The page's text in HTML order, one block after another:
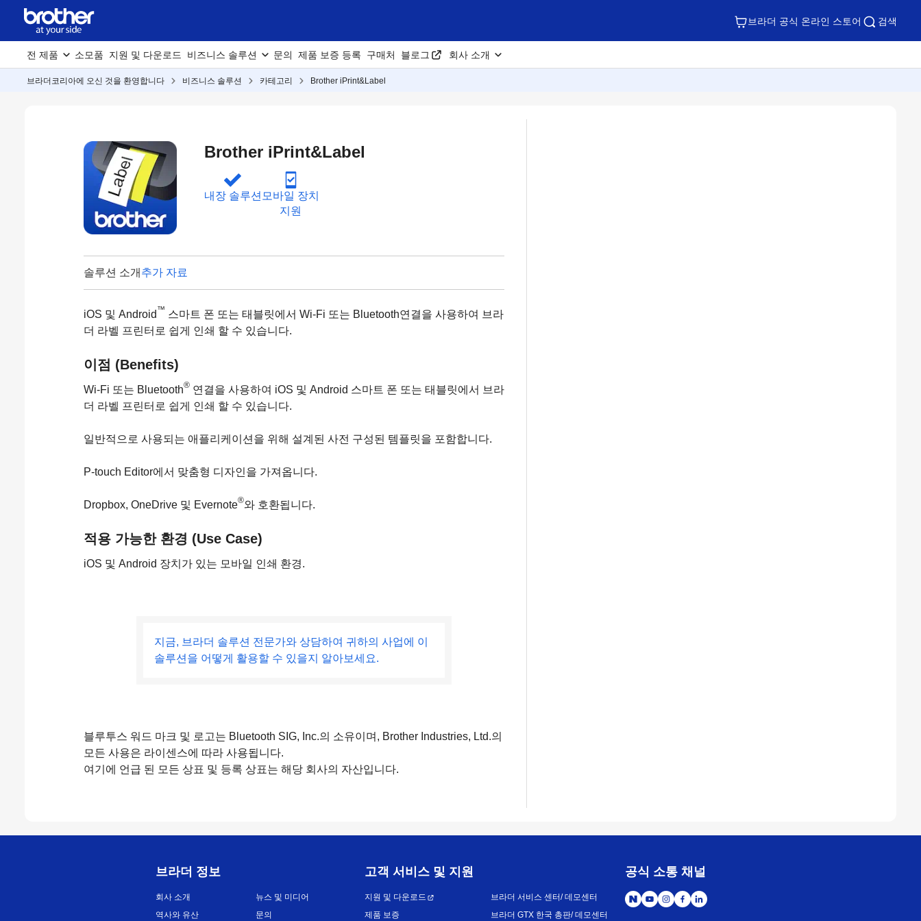
브라더 공식 온라인 스토어 검색
전 제품 소모품 지원 및 다운로드 비즈니스 솔루션 문의 제품 보증 등록 구매처 블로그 회사 소개
브라더코리아에 오신 것을 환영합니다 비즈니스 솔루션 카테고리 Brother iPrint&Label
Brother iPrint&Label
내장 솔루션 모바일 장치
지원
솔루션 소개 추가 자료
iOS 및 Android ™ 스마트 폰 또는 태블릿에서 Wi-Fi 또는 Bluetooth연결을 사용하여 브라
더 라벨 프린터로 쉽게 인쇄 할 수 있습니다.
이점 (Benefits)
Wi-Fi 또는 Bluetooth® 연결을 사용하여 iOS 및 Android 스마트 폰 또는 태블릿에서 브라
더 라벨 프린터로 쉽게 인쇄 할 수 있습니다.
일반적으로 사용되는 애플리케이션을 위해 설계된 사전 구성된 템플릿을 포함합니다.
P-touch Editor에서 맞춤형 디자인을 가져옵니다.
Dropbox, OneDrive 및 Evernote®와 호환됩니다.
적용 가능한 환경 (Use Case)
iOS 및 Android 장치가 있는 모바일 인쇄 환경.
지금, 브라더 솔루션 전문가와 상담하여 귀하의 사업에 이
솔루션을 어떻게 활용할 수 있을지 알아보세요.
블루투스 워드 마크 및 로고는 Bluetooth SIG, Inc.의 소유이며, Brother Industries, Ltd.의
모든 사용은 라이센스에 따라 사용됩니다.
여기에 언급 된 모든 상표 및 등록 상표는 해당 회사의 자산입니다.
브라더 정보
회사 소개
역사와 유산
뉴스 및 미디어
문의
고객 서비스 및 지원
지원 및 다운로드
제품 보증
브라더 서비스 센터/ 데모센터
브라더 GTX 한국 총판/ 데모센터
공식 소통 채널